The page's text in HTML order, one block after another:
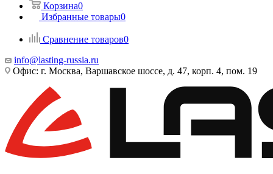
Корзина0
Избранные товары0
Сравнение товаров0
info@lasting-russia.ru
Офис: г. Москва, Варшавское шоссе, д. 47, корп. 4, пом. 19